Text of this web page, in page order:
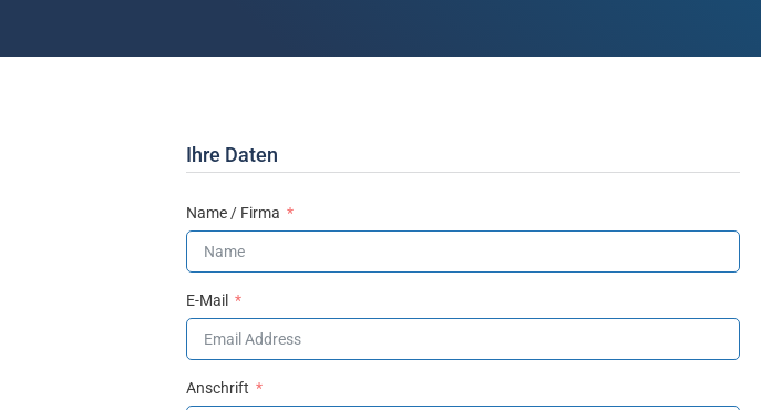
Ihre Daten
Name / Firma
E-Mail
Anschrift